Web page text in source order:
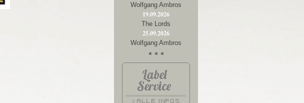
Wolfgang Ambros
19.09.2026
The Lords
25.09.2026
Wolfgang Ambros
* * *